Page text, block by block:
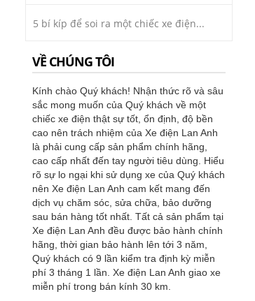
5 bí kíp để soi ra một chiếc xe điện...
VỀ CHÚNG TÔI
Kính chào Quý khách! Nhận thức rõ và sâu
sắc mong muốn của Quý khách về một
chiếc xe điện thật sự tốt, ổn định, độ bền
cao nên trách nhiệm của Xe điện Lan Anh
là phải cung cấp sản phẩm chính hãng,
cao cấp nhất đến tay người tiêu dùng. Hiểu
rõ sự lo ngại khi sử dụng xe của Quý khách
nên Xe điện Lan Anh cam kết mang đến
dịch vụ chăm sóc, sửa chữa, bảo dưỡng
sau bán hàng tốt nhất. Tất cả sản phẩm tại
Xe điện Lan Anh đều được bảo hành chính
hãng, thời gian bảo hành lên tới 3 năm,
Quý khách có 9 lần kiểm tra định kỳ miễn
phí 3 tháng 1 lần. Xe điện Lan Anh giao xe
miễn phí trong bán kính 30 km.